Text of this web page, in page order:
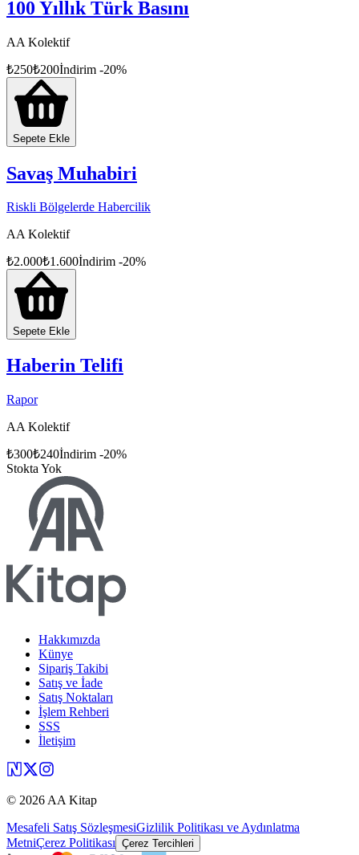
100 Yıllık Türk Basını
AA Kolektif
₺250₺200İndirim -20%
Sepete Ekle
Savaş Muhabiri
Riskli Bölgelerde Habercilik
AA Kolektif
₺2.000₺1.600İndirim -20%
Sepete Ekle
Haberin Telifi
Rapor
AA Kolektif
₺300₺240İndirim -20%
Stokta Yok
Hakkımızda
Künye
Sipariş Takibi
Satış ve İade
Satış Noktaları
İşlem Rehberi
SSS
İletişim
© 2026 AA Kitap
Mesafeli Satış SözleşmesiGizlilik Politikası ve Aydınlatma
MetniÇerez Politikası Çerez Tercihleri